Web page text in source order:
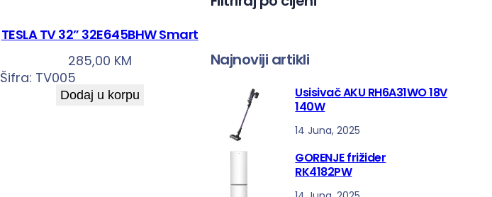
TESLA TV 32” 32E645BHW Smart
285,00 KM
Šifra: TV005
Dodaj u korpu
a
Najnoviji artikli
Usisivač AKU RH6A31WO 18V
140W
14 Juna, 2025
GORENJE frižider
RK4182PW